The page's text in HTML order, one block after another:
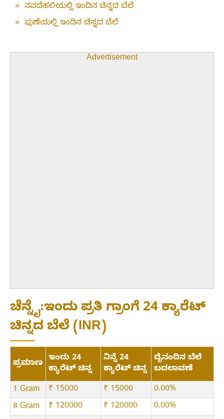
» ನವದೆಹಲಿಯಲ್ಲಿ ಇಂದಿನ ಚಿನ್ನದ ಬೆಲೆ
» ಪುಣೆಯಲ್ಲಿ ಇಂದಿನ ಚಿನ್ನದ ಬೆಲೆ
Advertisement
ಚೆನ್ನೈ:ಇಂದು ಪ್ರತಿ ಗ್ರಾಂಗೆ 24 ಕ್ಯಾರೆಟ್
ಚಿನ್ನದ ಬೆಲೆ (INR)
ಪ್ರಮಾಣ ಇಂದು 24
ಕ್ಯಾರೆಟ್ ಚಿನ್ನ
ನಿನ್ನೆ 24
ಕ್ಯಾರೆಟ್ ಚಿನ್ನ
ದೈನಂದಿನ ಬೆಲೆ
ಬದಲಾವಣೆ
1 Gram
₹ 15000 ₹ 15000
0.00%
8 Gram
₹ 120000 ₹ 120000
0.00%